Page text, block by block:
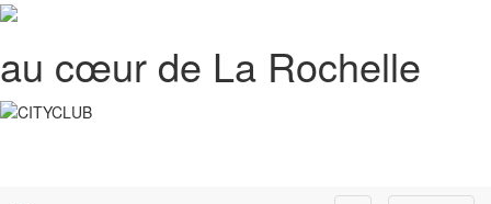
au cœur de La Rochelle